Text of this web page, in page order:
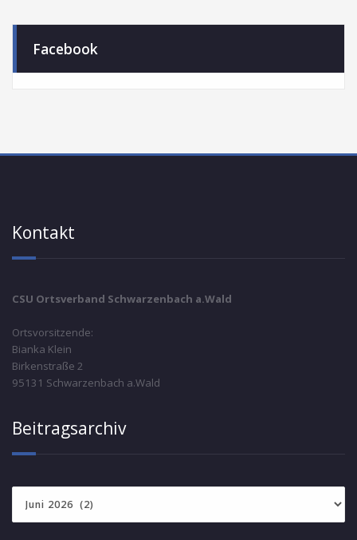
Facebook
Kontakt
CSU Ortsverband Schwarzenbach a.Wald
Ortsvorsitzende:
Bianka Klein
Birkenstraße 2
95131 Schwarzenbach a.Wald
Beitragsarchiv